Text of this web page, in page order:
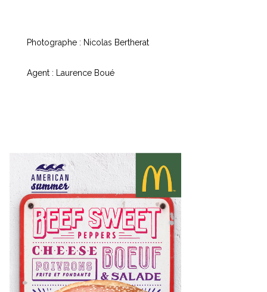
Photographe : Nicolas Bertherat
Agent : Laurence Boué